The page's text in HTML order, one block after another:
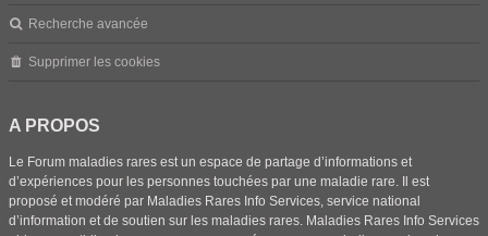
Recherche avancée
Supprimer les cookies
A PROPOS
Le Forum maladies rares est un espace de partage d’informations et
d’expériences pour les personnes touchées par une maladie rare. Il est
proposé et modéré par Maladies Rares Info Services, service national
d’information et de soutien sur les maladies rares. Maladies Rares Info Services